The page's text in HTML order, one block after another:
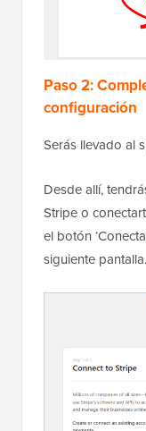
Paso 2:
configuración
Serás llevado al
Desde allí,
Stripe o
el botón
siguiente pantalla.